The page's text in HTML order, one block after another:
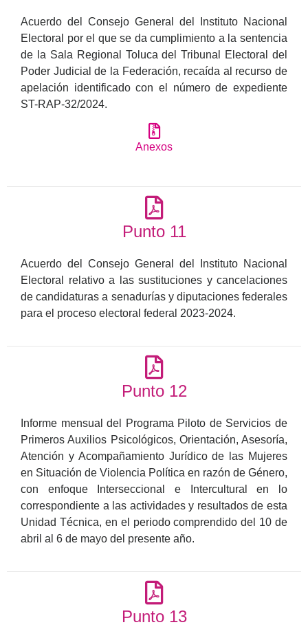
Acuerdo del Consejo General del Instituto Nacional
Electoral por el que se da cumplimiento a la sentencia
de la Sala Regional Toluca del Tribunal Electoral del
Poder Judicial de la Federación, recaída al recurso de
apelación identificado con el número de expediente
ST-RAP-32/2024.
Anexos
Punto 11
Acuerdo del Consejo General del Instituto Nacional
Electoral relativo a las sustituciones y cancelaciones
de candidaturas a senadurías y diputaciones federales
para el proceso electoral federal 2023-2024.
Punto 12
Informe mensual del Programa Piloto de Servicios de
Primeros Auxilios Psicológicos, Orientación, Asesoría,
Atención y Acompañamiento Jurídico de las Mujeres
en Situación de Violencia Política en razón de Género,
con enfoque Interseccional e Intercultural en lo
correspondiente a las actividades y resultados de esta
Unidad Técnica, en el periodo comprendido del 10 de
abril al 6 de mayo del presente año.
Punto 13